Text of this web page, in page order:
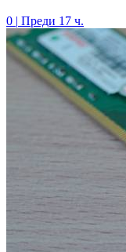
0 | Преди 17 ч.